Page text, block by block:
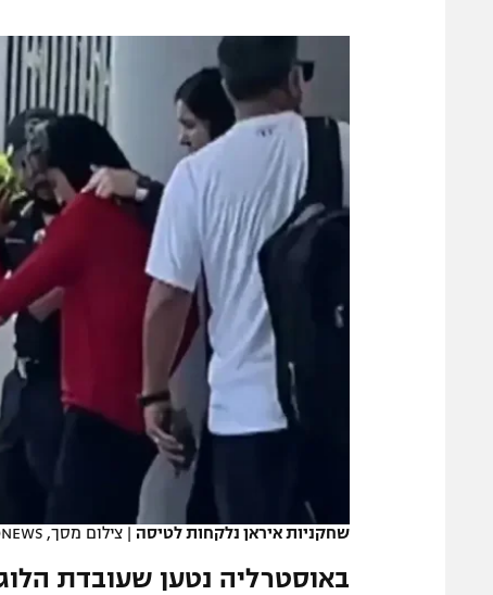
תקנון משתתפים וזוכים בפרסים
תקנון עבור פעילות אלקטרה
תקנון עבור פעילות ספורט 1 – "מרלן"
גיימינג E-Sports
מדיניות פרטיות
תקנון פעילות ספורט 1
רשיון להקרנה פומבית לבית עסק
הצטרפות לחבילת הערוצים
לוח דרושים – ג'ובנט
הפועל
הפועל
הפועל
מכבי
בני
שחקניות איראן נלקחות לטיסה | צילום מסך, 9NEWS
באוסטרליה נטען שעובדת